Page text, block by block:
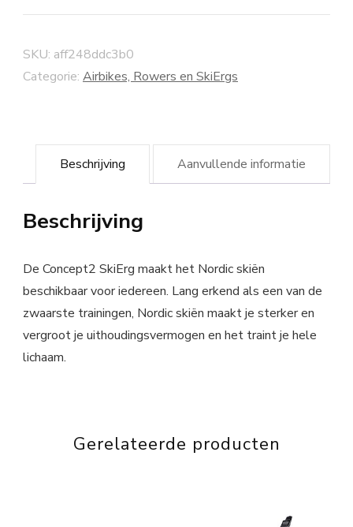
SKU: aff248ddc3b0
Categorie: Airbikes, Rowers en SkiErgs
Beschrijving Aanvullende informatie
Beschrijving
De Concept2 SkiErg maakt het Nordic skiën
beschikbaar voor iedereen. Lang erkend als een van de
zwaarste trainingen, Nordic skiën maakt je sterker en
vergroot je uithoudingsvermogen en het traint je hele
lichaam.
Gerelateerde producten